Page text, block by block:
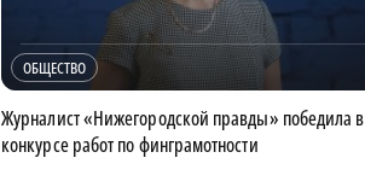
ОБЩЕСТВО
Журналист «Нижегородской правды» победила в
конкурсе работ по финграмотности